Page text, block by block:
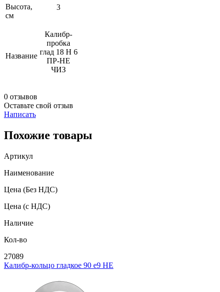
Высота,
см
3
Название
Калибр-
пробка
глад 18 Н 6
ПР-НЕ
ЧИЗ
0 отзывов
Оставьте свой отзыв
Написать
Похожие товары
Артикул
Наименование
Цена (Без НДС)
Цена (с НДС)
Наличие
Кол-во
27089
Калибр-кольцо гладкое 90 e9 НЕ